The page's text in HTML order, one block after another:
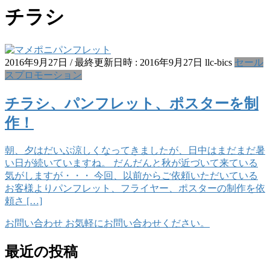
チラシ
2016年9月27日 / 最終更新日時 : 2016年9月27日 llc-bics セール
スプロモーション
チラシ、パンフレット、ポスターを制
作！
朝、夕はだいぶ涼しくなってきましたが、日中はまだまだ暑
い日が続いていますね。 だんだんと秋が近づいて来ている
気がしますが・・・ 今回、以前からご依頼いただいている
お客様よりパンフレット、フライヤー、ポスターの制作を依
頼さ […]
お問い合わせ お気軽にお問い合わせください。
最近の投稿